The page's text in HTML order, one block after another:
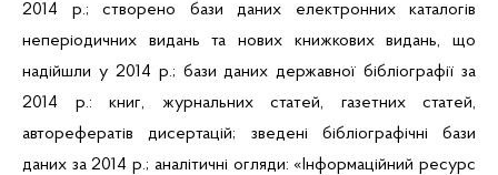
2014 р.; створено бази даних електронних каталогів
неперіодичних видань та нових книжкових видань, що
надійшли у 2014 р.; бази даних державної бібліографії за
2014 р.: книг, журнальних статей, газетних статей,
авторефератів дисертацій; зведені бібліографічні бази
даних за 2014 р.; аналітичні огляди: «Інформаційний ресурс